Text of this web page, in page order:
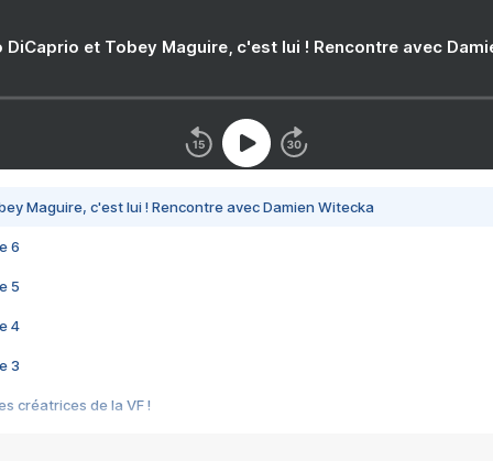
DiCaprio et Tobey Maguire, c'est lui ! Rencontre avec
Maguire, c'est lui ! Rencontre avec Damien Witecka
6
5
4
3
créatrices de la VF !